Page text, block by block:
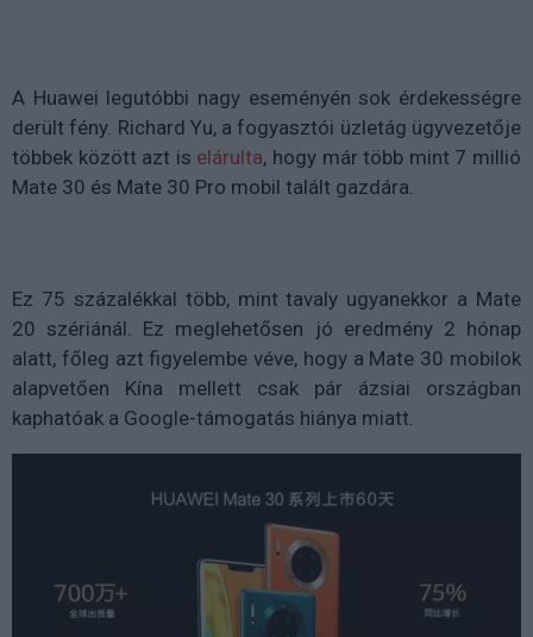
A Huawei legutóbbi nagy eseményén sok érdekességre
derült fény. Richard Yu, a fogyasztói üzletág ügyvezetője
többek között azt is elárulta, hogy már több mint 7 millió
Mate 30 és Mate 30 Pro mobil talált gazdára.
Ez 75 százalékkal több, mint tavaly ugyanekkor a Mate
20 szériánál. Ez meglehetősen jó eredmény 2 hónap
alatt, főleg azt figyelembe véve, hogy a Mate 30 mobilok
alapvetően Kína mellett csak pár ázsiai országban
kaphatóak a Google-támogatás hiánya miatt.